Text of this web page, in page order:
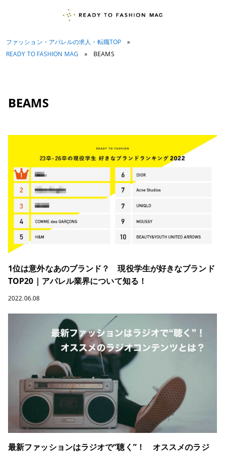
ファッション・アパレルの求人・転職TOP
»
READY TO FASHION MAG
» BEAMS
BEAMS
1位は意外なあのブランド？ 現役学生が好きなブランド
TOP20｜アパレル業界について知る！
2022.06.08
最新ファッションはラジオで“聴く”！ オススメのラジ